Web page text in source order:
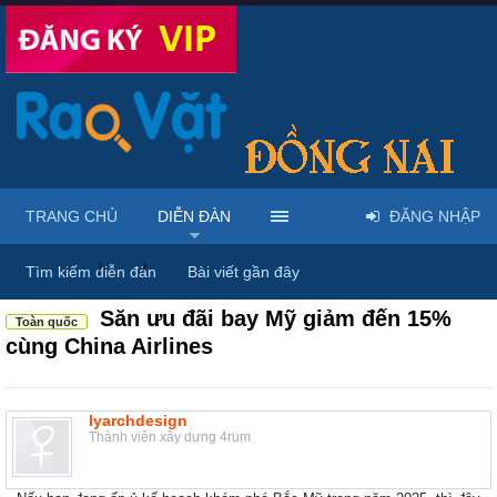
Diễn đàn ... Rao vặt tổng hợp - Uy tín - Miễn phí
Toàn quốc
Săn ưu đãi bay Mỹ giảm đến 15%
cùng China Airlines
lyarchdesign
Thành viên xây dựng 4rum
TRANG CHỦ DIỄN ĐÀN
Tìm kiếm diễn đàn Bài viết gần đây
ĐĂNG NHẬP